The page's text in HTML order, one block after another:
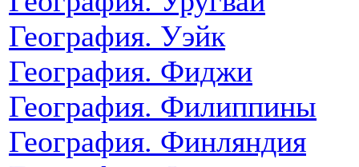
География. Уэйк
География. Фиджи
География. Филиппины
География. Финляндия